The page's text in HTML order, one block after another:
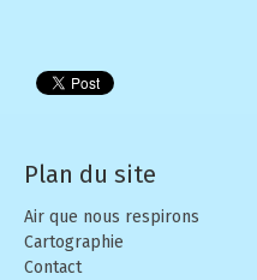
Plan du site
Air que nous respirons
Cartographie
Contact